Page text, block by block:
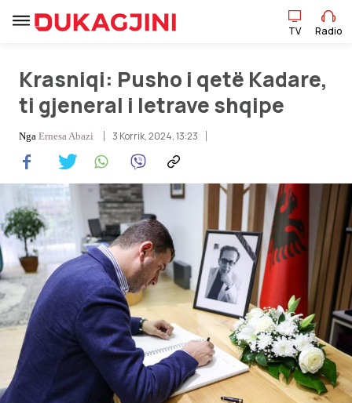
TV Radio
Lajme
Sport
Pikëpamje
Art Jete
Kulturë
Showbiz
Ekonomi
TV Radio
Krasniqi: Pusho i qetë Kadare,
ti gjeneral i letrave shqipe
Nga Ernesa Abazi 3 Korrik, 2024, 13:23